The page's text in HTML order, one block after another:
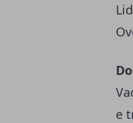
e